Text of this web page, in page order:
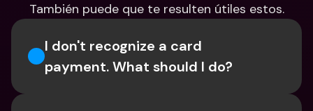
También puede que te resulten útiles estos.
I don't recognize a card
payment. What should I do?